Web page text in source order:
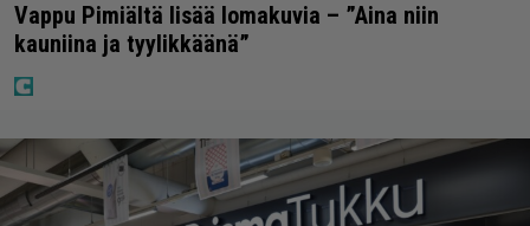
Vappu Pimiältä lisää lomakuvia – ”Aina niin
kauniina ja tyylikkäänä”